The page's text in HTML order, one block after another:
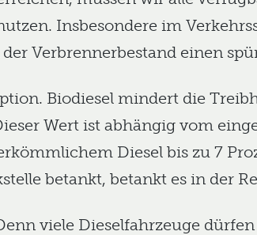
Insbesondere im
Verbrennerbestand einen
Biodiesel mindert die
Wert ist abhängig vom
Diesel bis zu 7
betankt, betankt es in der
viele Dieselfahrzeuge